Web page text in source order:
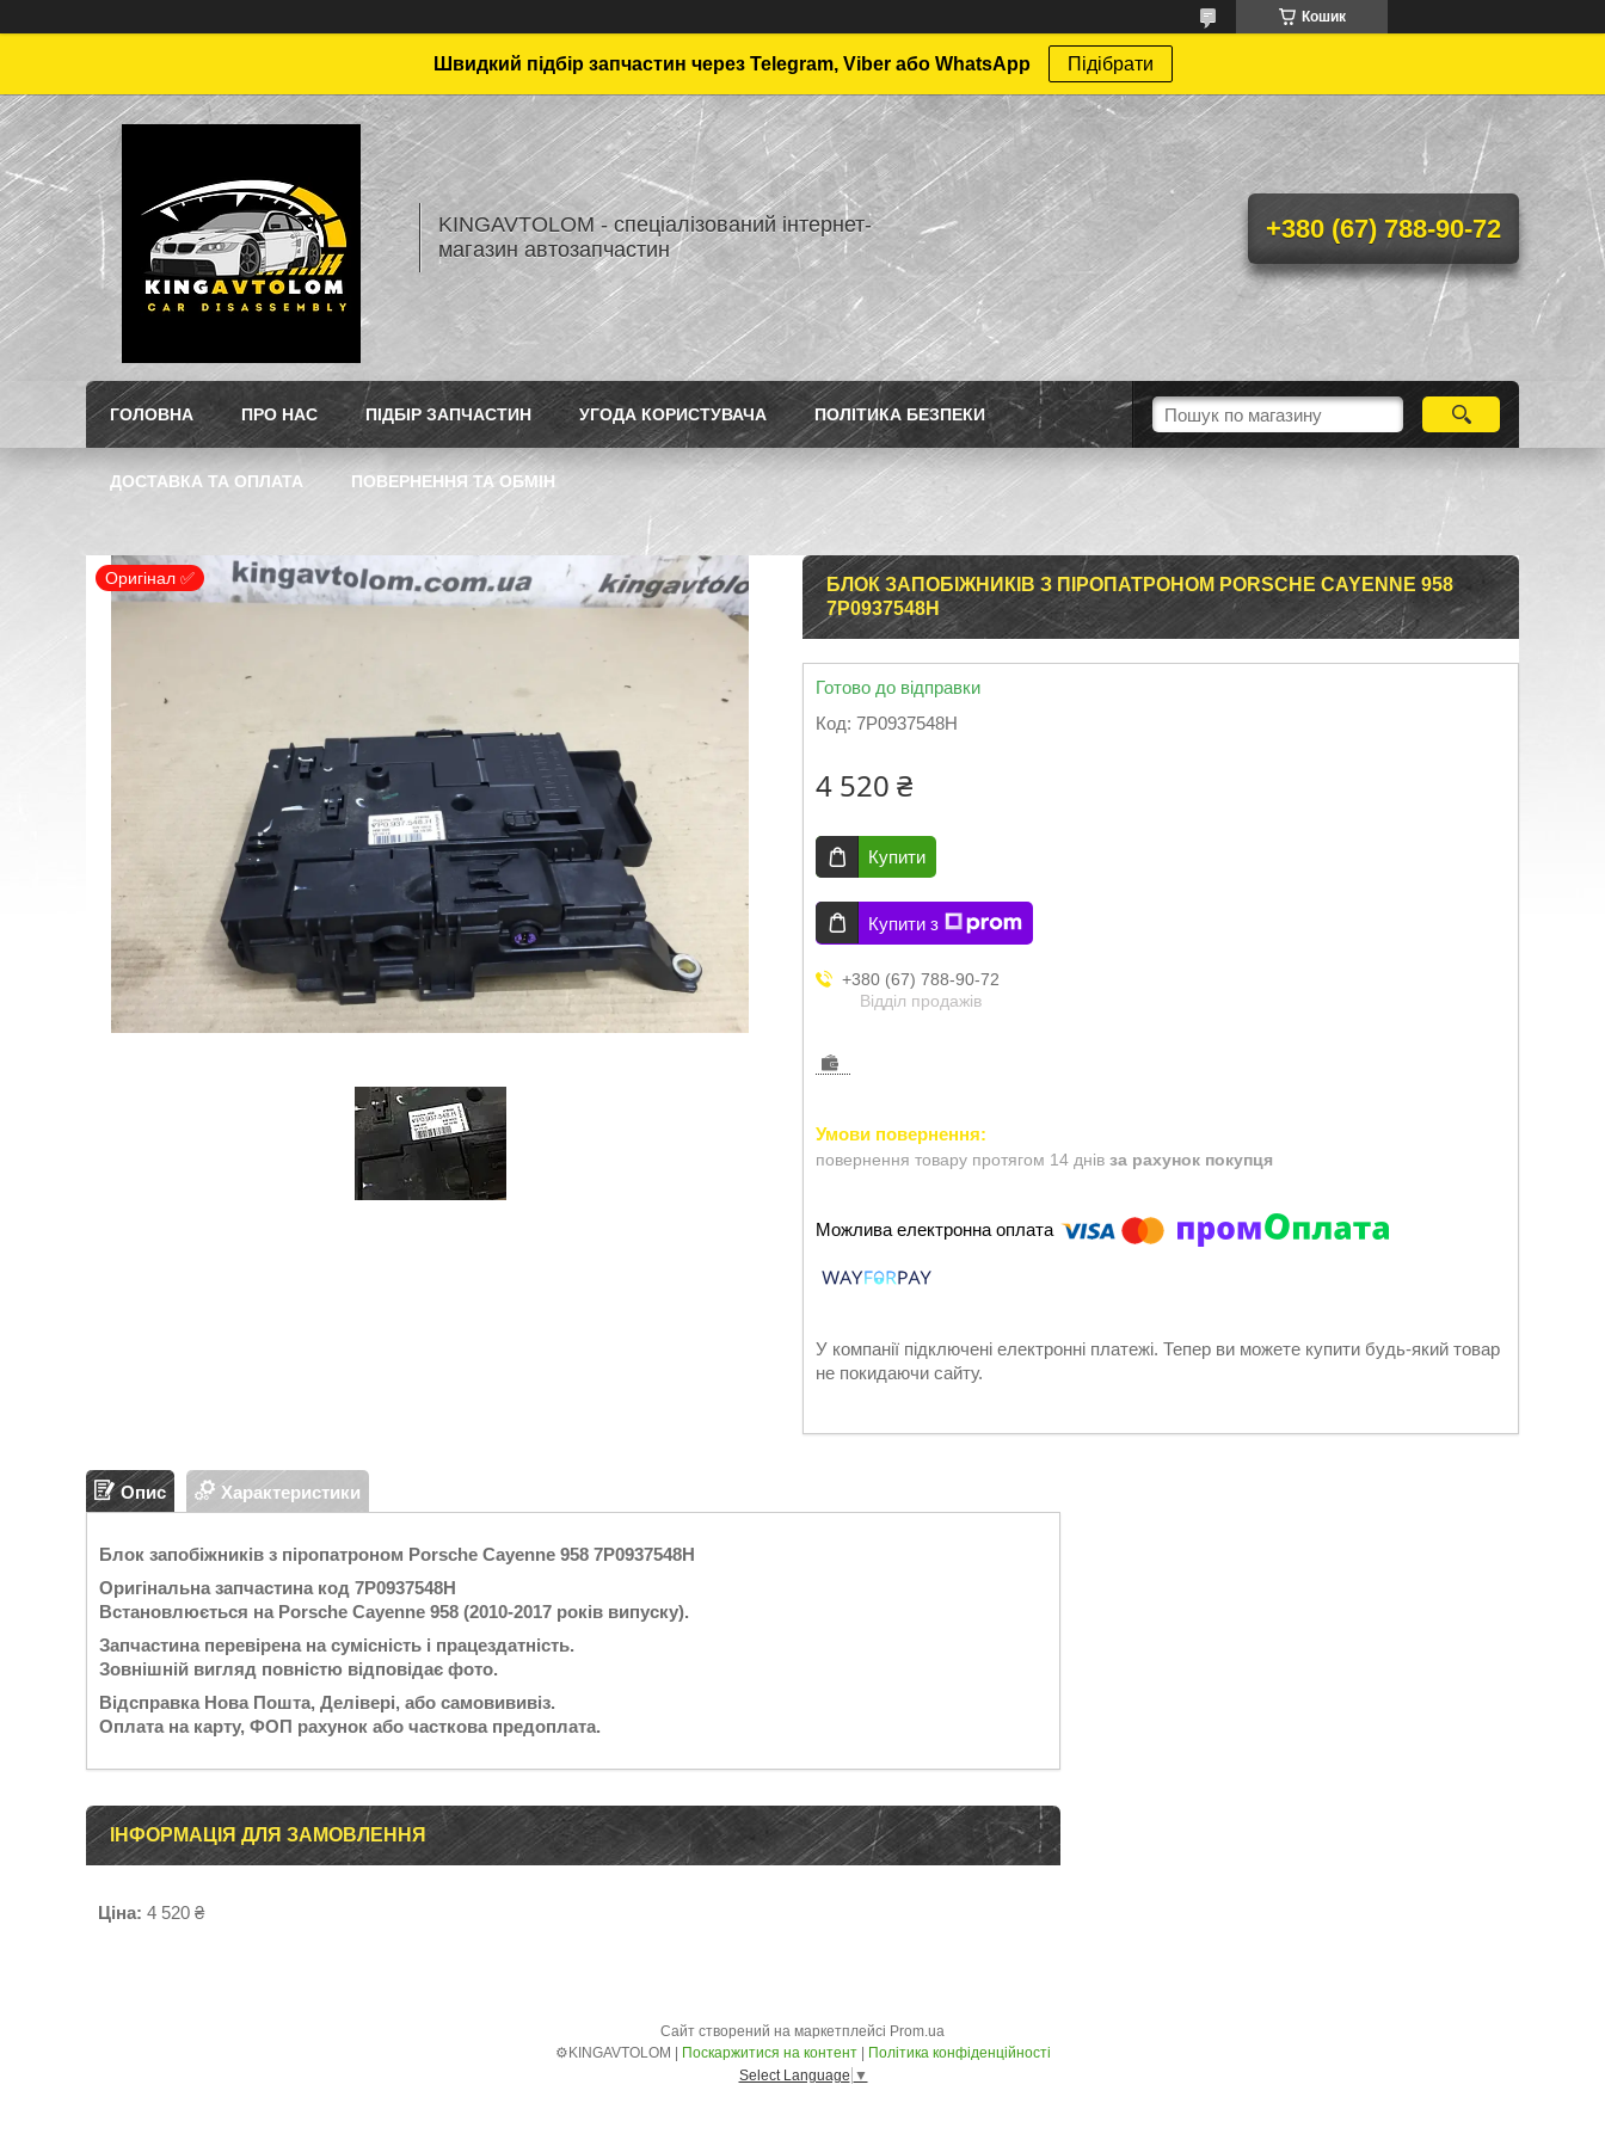
Кошик
Швидкий підбір запчастин через Telegram, Viber або WhatsApp Підібрати
KINGAVTOLOM - спеціалізований інтернет-
магазин автозапчастин
+380 (67) 788-90-72
ГОЛОВНА ПРО НАС ПІДБІР ЗАПЧАСТИН УГОДА КОРИСТУВАЧА ПОЛІТИКА БЕЗПЕКИ
ДОСТАВКА ТА ОПЛАТА ПОВЕРНЕННЯ ТА ОБМІН
Оригінал ✅
БЛОК ЗАПОБІЖНИКІВ З ПІРОПАТРОНОМ PORSCHE CAYENNE 958
7P0937548H
Готово до відправки
Код: 7P0937548H
4 520 ₴
Купити
Купити з
+380 (67) 788-90-72
Відділ продажів
повернення товару протягом 14 днів за рахунок покупця
У компанії підключені електронні платежі. Тепер ви можете купити будь-який товар
не покидаючи сайту.
Опис Характеристики
Блок запобіжників з піропатроном Porsche Cayenne 958 7P0937548H
Оригінальна запчастина код 7P0937548H
Встановлюється на Porsche Cayenne 958 (2010-2017 років випуску).
Запчастина перевірена на сумісність і працездатність.
Зовнішній вигляд повністю відповідає фото.
Відсправка Нова Пошта, Делівері, або самовививіз.
Оплата на карту, ФОП рахунок або часткова предоплата.
ІНФОРМАЦІЯ ДЛЯ ЗАМОВЛЕННЯ
Ціна: 4 520 ₴
Сайт створений на маркетплейсі Prom.ua
Поскаржитися на контент
Політика конфіденційності
Select Language ▼